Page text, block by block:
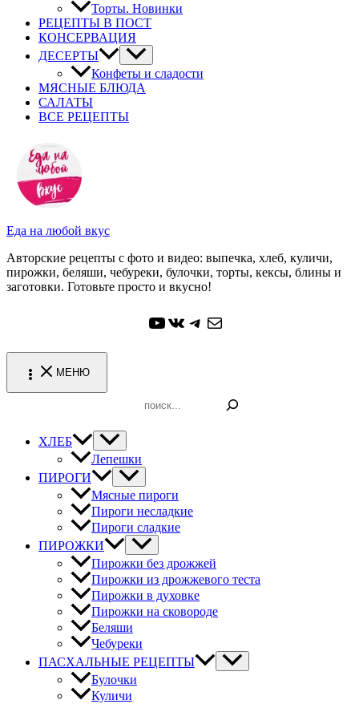
Торты. Новинки
РЕЦЕПТЫ В ПОСТ
КОНСЕРВАЦИЯ
ДЕСЕРТЫ
Конфеты и сладости
МЯСНЫЕ БЛЮДА
САЛАТЫ
ВСЕ РЕЦЕПТЫ
Еда на любой вкус
Авторские рецепты с фото и видео: выпечка, хлеб, куличи,
пирожки, беляши, чебуреки, булочки, торты, кексы, блины и
заготовки. Готовьте просто и вкусно!
YouTube
ВКонтакте
Telegram
Почта
МЕНЮ
ХЛЕБ
Лепешки
ПИРОГИ
Мясные пироги
Пироги несладкие
Пироги сладкие
ПИРОЖКИ
Пирожки без дрожжей
Пирожки из дрожжевого теста
Пирожки в духовке
Пирожки на сковороде
Беляши
Чебуреки
ПАСХАЛЬНЫЕ РЕЦЕПТЫ
Булочки
Куличи